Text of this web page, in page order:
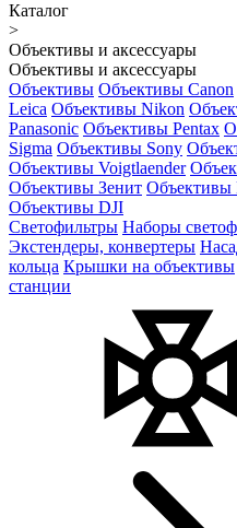
Каталог
>
Объективы и аксессуары
Объективы и аксессуары
Объективы Объективы Canon
Leica Объективы Nikon
Panasonic Объективы Pentax
Sigma Объективы Sony
Объективы Voigtlaender
Объективы Зенит Объективы
Объективы DJI
Светофильтры Наборы
Экстендеры, конвертеры
кольца Крышки на объективы
станции